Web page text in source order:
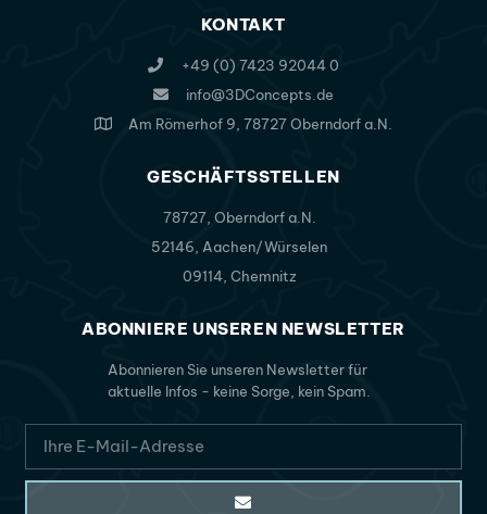
KONTAKT
+49 (0) 7423 92044 0
info@3DConcepts.de
Am Römerhof 9, 78727 Oberndorf a.N.
GESCHÄFTSSTELLEN
78727, Oberndorf a.N.
52146, Aachen/Würselen
09114, Chemnitz
ABONNIERE UNSEREN NEWSLETTER
Abonnieren Sie unseren Newsletter für
aktuelle Infos - keine Sorge, kein Spam.